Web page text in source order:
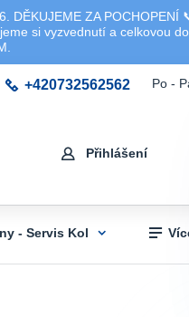
DĚKUJEME ZA POCHOPENÍ
si vyzvednutí a celkovou
Přihlášení
+420732562562 Po -
- Servis Kol